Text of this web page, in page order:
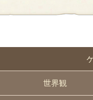
世界観